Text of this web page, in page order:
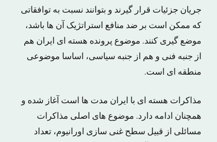
جریان جزئیات قرار گیرند و بتوانند نسبت به توافقاتی
که ممکن است بر ضد منافع استراتژیک آن ها باشد،
موضع گیری کنند. موضوع پرونده هسته ای ایران هم
از جنبه فنی و هم از جنبه سیاسی، اساسا موضوعی
منطقه ای است.
مذاکرات هسته ای با ایران مدت ها است آغاز شده و
همچنان ادامه دارد. موضوع های اصلی مذاکرات
مسائلی از قبیل سطح غنی سازی اورانیوم، تعداد